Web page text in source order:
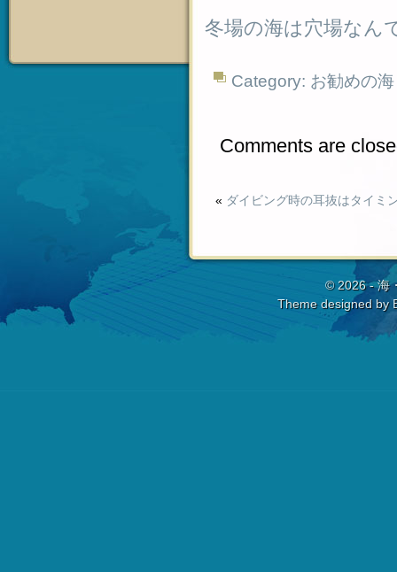
冬場の海は穴場なん
Category: お勧めの海
Comments are
« ダイビング時の耳抜はタイミ
© 2026 -海
Theme designed by